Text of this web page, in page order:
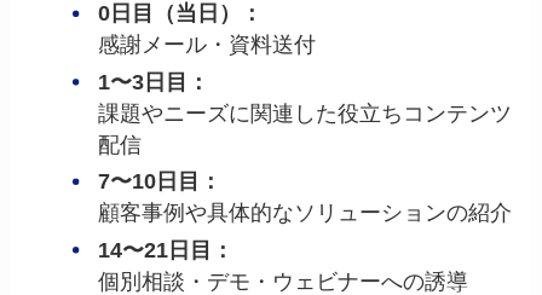
0日目（当日）：
感謝メール・資料送付
1〜3日目：
課題やニーズに関連した役立ちコンテンツ
配信
7〜10日目：
顧客事例や具体的なソリューションの紹介
14〜21日目：
個別相談・デモ・ウェビナーへの誘導